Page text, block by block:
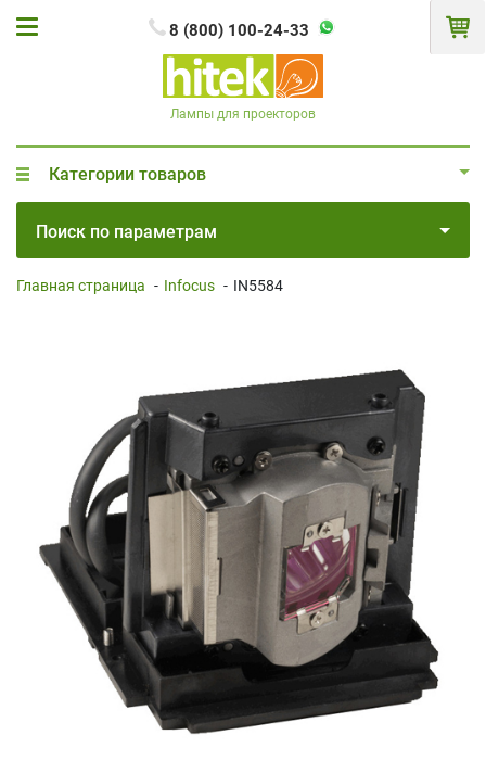
8 (800) 100-24-33
Лампы для проекторов
Категории товаров
Поиск по параметрам
Главная страница - Infocus - IN5584